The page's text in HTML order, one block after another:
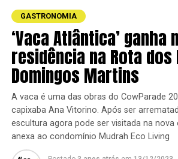
GASTRONOMIA
‘Vaca Atlântica’ ganha
residência na Rota dos
Domingos Martins
A vaca é uma das obras do CowParade
capixaba Ana Vitorino. Após ser
escultura agora pode ser visitada na nova
anexa ao condomínio Mudrah Eco Living